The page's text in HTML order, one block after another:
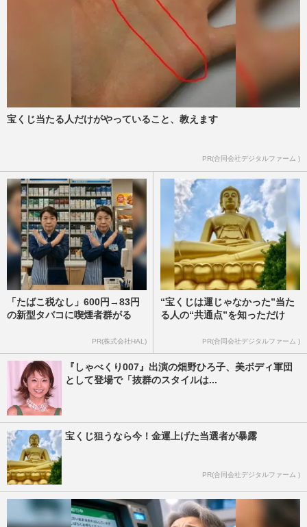
宝くじ当たる人だけがやっていること、教えます
PR(合同会社デジタルファーム )
「たばこ税なし」600円→83円
の新型タバコに喫煙者群がる
PR(株式会社HAL)
“宝くじは運じゃなかった”当た
る人の“共通点”を知っただけ
PR(合同会社デジタルファーム )
『しゃべくり007』出演の畑野ひろ子、美ボディ軍団
として登場で「抜群のスタイルは...
宝くじ狙うなら今！金運上げた当選者が暴露
PR(合同会社デジタルファーム )